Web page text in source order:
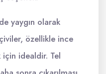
yaygın olarak
özellikle ince
idealdir. Tel